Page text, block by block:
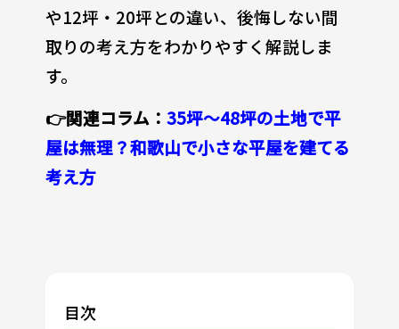
や12坪・20坪との違い、後悔しない間
取りの考え方をわかりやすく解説しま
す。
👉関連コラム： 35坪〜48坪の土地で平
屋は無理？和歌山で小さな平屋を建てる
考え方
目次